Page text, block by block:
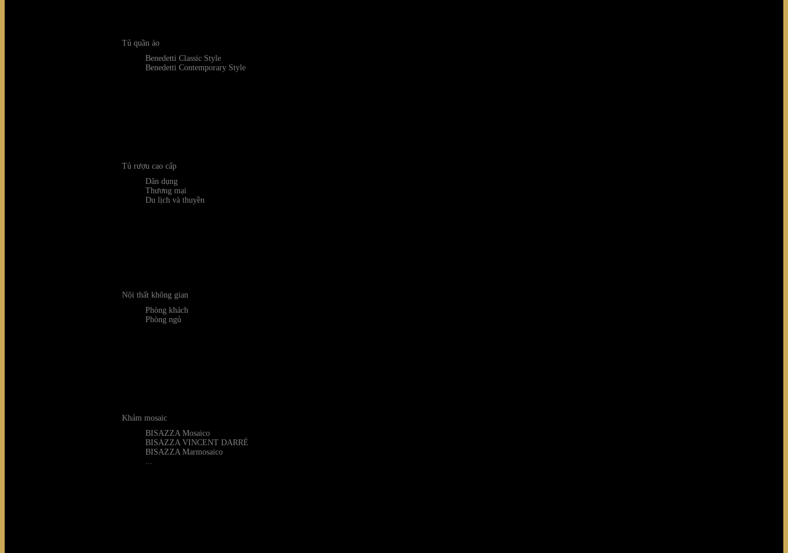
Tủ quần áo
Benedetti Classic Style
Benedetti Contemporary Style
Tủ rượu cao cấp
Dân dụng
Thương mại
Du lịch và thuyền
Nội thất không gian
Phòng khách
Phòng ngủ
Khảm mosaic
BISAZZA Mosaico
BISAZZA VINCENT DARRÉ
BISAZZA Marmosaico
...